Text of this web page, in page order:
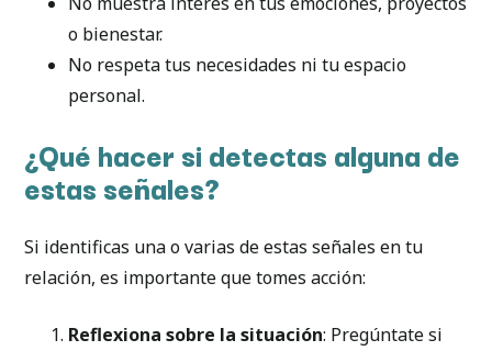
o bienestar.
No respeta tus necesidades ni tu espacio
personal.
¿Qué hacer si detectas alguna de
estas señales?
Si identificas una o varias de estas señales en tu
relación, es importante que tomes acción:
Reflexiona sobre la situación: Pregúntate si